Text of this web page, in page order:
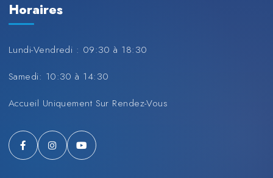
Horaires
Lundi-Vendredi : 09:30 à 18:30
Samedi: 10:30 à 14:30
Accueil Uniquement Sur Rendez-Vous